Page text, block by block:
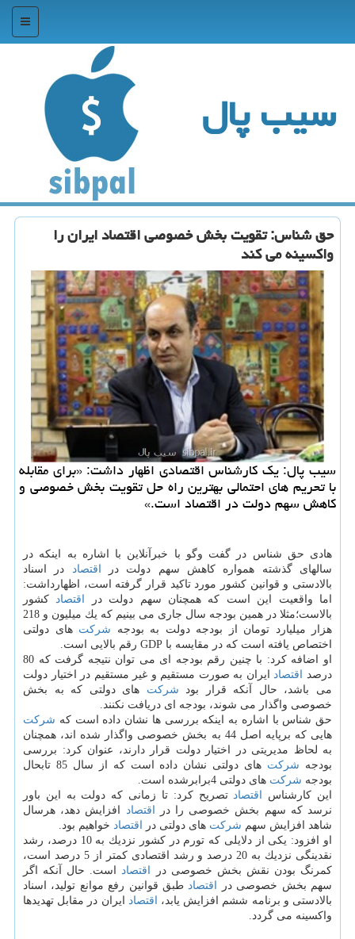
منو
سیب پال
حق شناس: تقویت بخش خصوصی اقتصاد ایران را
واكسینه می كند
سیب پال: یك كارشناس اقتصادی اظهار داشت: «برای مقابله
با تحریم های احتمالی بهترین راه حل تقویت بخش خصوصی و
كاهش سهم دولت در اقتصاد است.»
هادی حق شناس در گفت وگو با خبرآنلاین با اشاره به اینكه در
سالهای گذشته همواره كاهش سهم دولت در
اقتصاد در اسناد
بالادستی و قوانین كشور مورد تاكید قرار گرفته است، اظهارداشت:
اما واقعیت این است كه همچنان سهم دولت در
اقتصادكشور
بالاست؛مثلا در همین بودجه سال جاری می بینیم كه یك میلیون و 218
هزار میلیارد تومان از بودجه دولت به بودجه شركت های دولتی
اختصاص یافته است كه در مقایسه با GDP رقم بالایی است.
او اضافه كرد: با چنین رقم بودجه ای می توان نتیجه گرفت كه 80
درصد
اقتصادایران به صورت مستقیم و غیر مستقیم در اختیار دولت
می باشد، حال آنكه قرار بود شركت های دولتی كه به بخش
خصوصی واگذار می شوند، بودجه ای دریافت نكنند.
حق شناس با اشاره به اینكه بررسی ها نشان داده است كه شركت
هایی كه برپایه اصل 44 به بخش خصوصی واگذار شده اند، همچنان
به لحاظ مدیریتی در اختیار دولت قرار دارند، عنوان كرد: بررسی
بودجه شركت
های دولتی نشان داده است كه از سال 85 تابحال
بودجه شركت های دولتی 4برابرشده است.
این كارشناس
اقتصادتصریح كرد: تا زمانی كه دولت به این باور
نرسد كه سهم بخش خصوصی را در
اقتصاد افزایش دهد، هرسال
شاهد افزایش سهم شركت های دولتی در اقتصاد خواهیم بود.
او افزود: یكی از دلایلی كه تورم در كشور نزدیك به 10 درصد، رشد
نقدینگی نزدیك به 20 درصد و رشد اقتصادی كمتر از 5 درصد است،
كمرنگ بودن نقش بخش خصوصی در
اقتصاداست. حال آنكه اگر
سهم بخش خصوصی در
اقتصادطبق قوانین رفع موانع تولید، اسناد
بالادستی و برنامه ششم افزایش یابد،
اقتصاد ایران در مقابل تهدیدها
واكسینه می گردد.